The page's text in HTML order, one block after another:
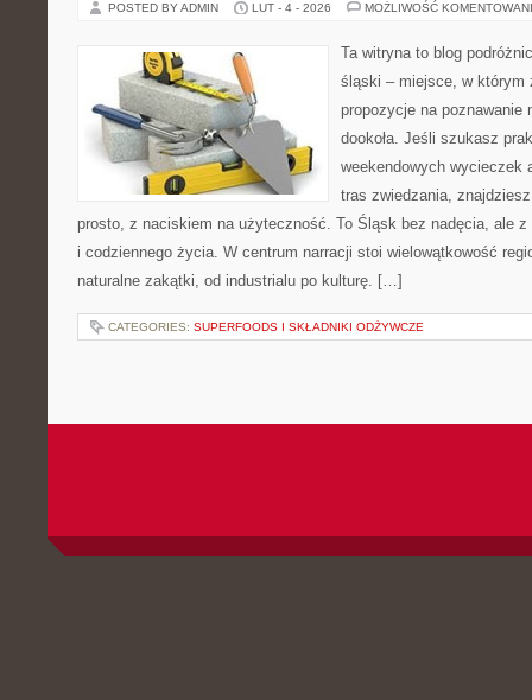
POSTED BY ADMIN LUT - 4 - 2026 MOŻLIWOŚĆ
Ta witryna to blog
śląski – miejsce, w którym
propozycje na poznawanie
dookoła. Jeśli szukasz
weekendowych wycieczek
tras zwiedzania,
prosto, z naciskiem na użyteczność. To Śląsk bez nadęcia, ale
i codziennego życia. W centrum narracji stoi wielowątkowość
naturalne zakątki, od industrialu po kulturę. […]
CATEGORIES: SUPERFOODS I SKŁADNIKI ODŻYWCZE